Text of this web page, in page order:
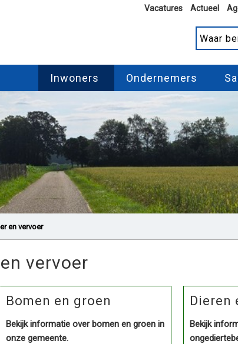
Vacatures Actueel
Inwoners Ondernemers
en vervoer
vervoer
Bomen en groen
Bekijk informatie over bomen en groen in
onze gemeente.
Dieren
Bekijk